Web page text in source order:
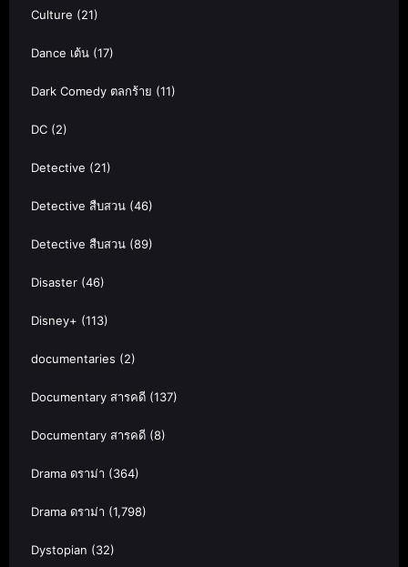
Culture (21)
Dance เต้น (17)
Dark Comedy ตลกร้าย (11)
DC (2)
Detective (21)
Detective สืบสวน (46)
Detective สืบสวน (89)
Disaster (46)
Disney+ (113)
documentaries (2)
Documentary สารคดี (137)
Documentary สารคดี (8)
Drama ดราม่า (364)
Drama ดราม่า (1,798)
Dystopian (32)